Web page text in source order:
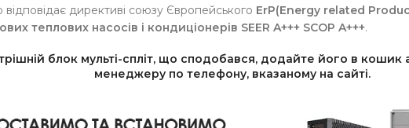
відповідає директиві союзу Європейського ErP(Energy related
теплових насосів і кондиціонерів SEER A+++ SCOP A+++.
блок мульті-спліт, що сподобався, додайте його в
менеджеру по телефону, вказаному на сайті.